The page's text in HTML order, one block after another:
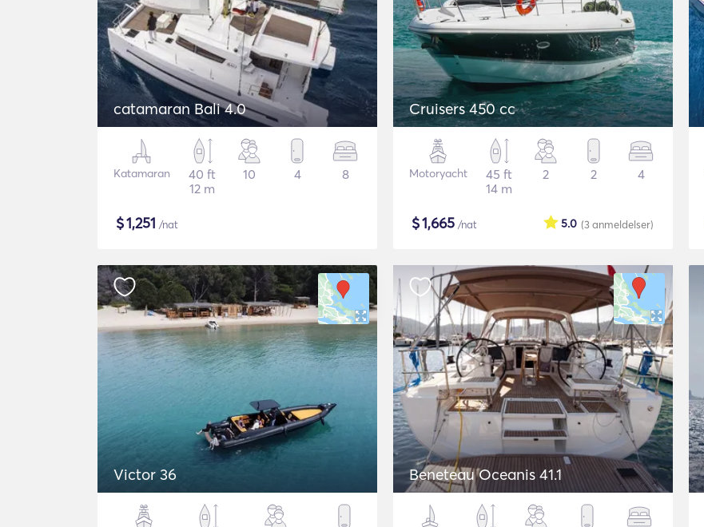
catamaran Bali 4.0
Katamaran
40 ft
12 m
10 4 8
$1,251 /nat
Cruisers 450 cc
Motoryacht
45 ft
14 m
2 2 4
$1,665 /nat (3anmeldelser)
5.0
Victor 36 Beneteau Oceanis 41.1